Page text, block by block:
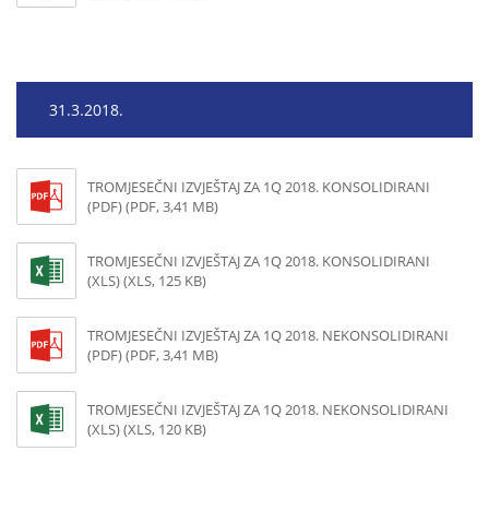
31.3.2018.
TROMJESEČNI IZVJEŠTAJ ZA 1Q 2018. KONSOLIDIRANI
(PDF) (PDF, 3,41 MB)
TROMJESEČNI IZVJEŠTAJ ZA 1Q 2018. KONSOLIDIRANI
(XLS) (XLS, 125 KB)
TROMJESEČNI IZVJEŠTAJ ZA 1Q 2018. NEKONSOLIDIRANI
(PDF) (PDF, 3,41 MB)
TROMJESEČNI IZVJEŠTAJ ZA 1Q 2018. NEKONSOLIDIRANI
(XLS) (XLS, 120 KB)